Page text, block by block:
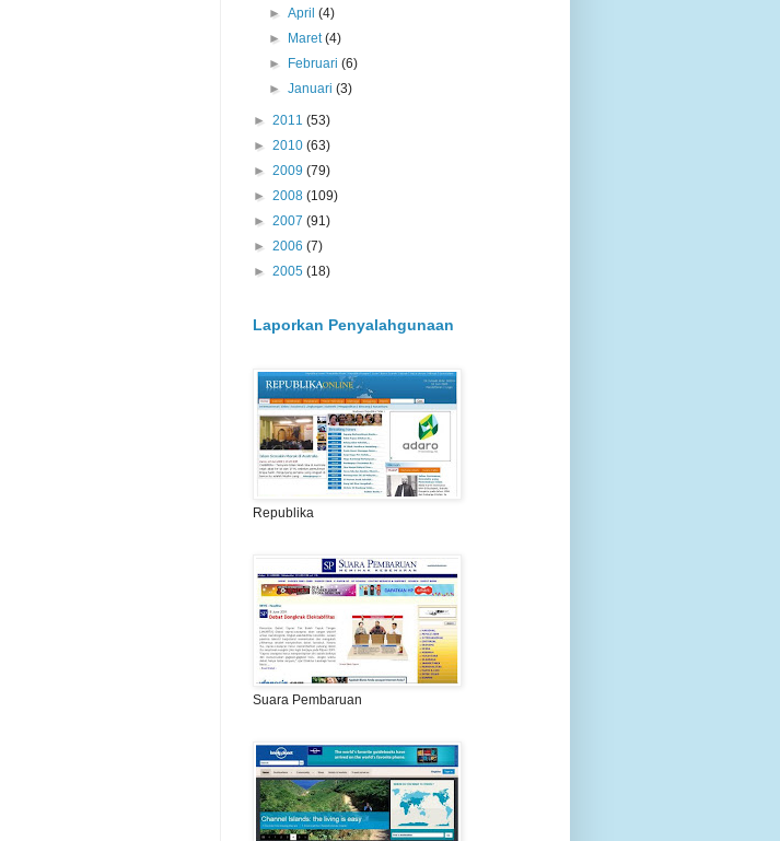
►April(4)
►
Maret(4)
►
Februari(6)
►Januari(3)
► 2011 (53)
► 2010 (63)
► 2009 (79)
► 2008 (109)
► 2007 (91)
► 2006 (7)
► 2005 (18)
Laporkan Penyalahgunaan
Republika
Suara Pembaruan